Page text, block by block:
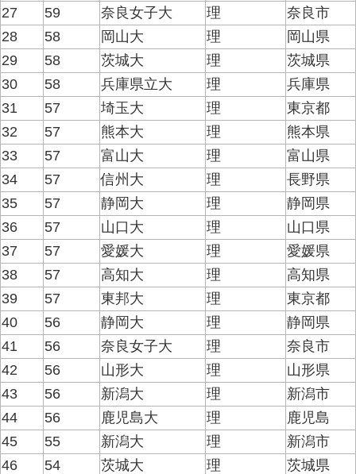
27
59 奈良女子大 理
奈良市
28
58 岡山大 理
岡山県
29
58 茨城大 理
茨城県
30
58 兵庫県立大 理
兵庫県
31
57 埼玉大 理
東京都
32
57 熊本大 理
熊本県
33
57 富山大 理
富山県
34
57 信州大 理
長野県
35
57 静岡大 理
静岡県
36
57 山口大 理
山口県
37
57 愛媛大 理
愛媛県
38
57 高知大 理
高知県
39
57 東邦大 理
東京都
40
56 静岡大 理
静岡県
41
56 奈良女子大 理
奈良市
42
56 山形大 理
山形県
43
56 新潟大 理
新潟市
44
56 鹿児島大 理
鹿児島
45
55 新潟大 理
新潟市
46
54 茨城大 理
茨城県